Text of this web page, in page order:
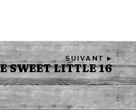
SUIVANT ▸
SWEET LITTLE 16